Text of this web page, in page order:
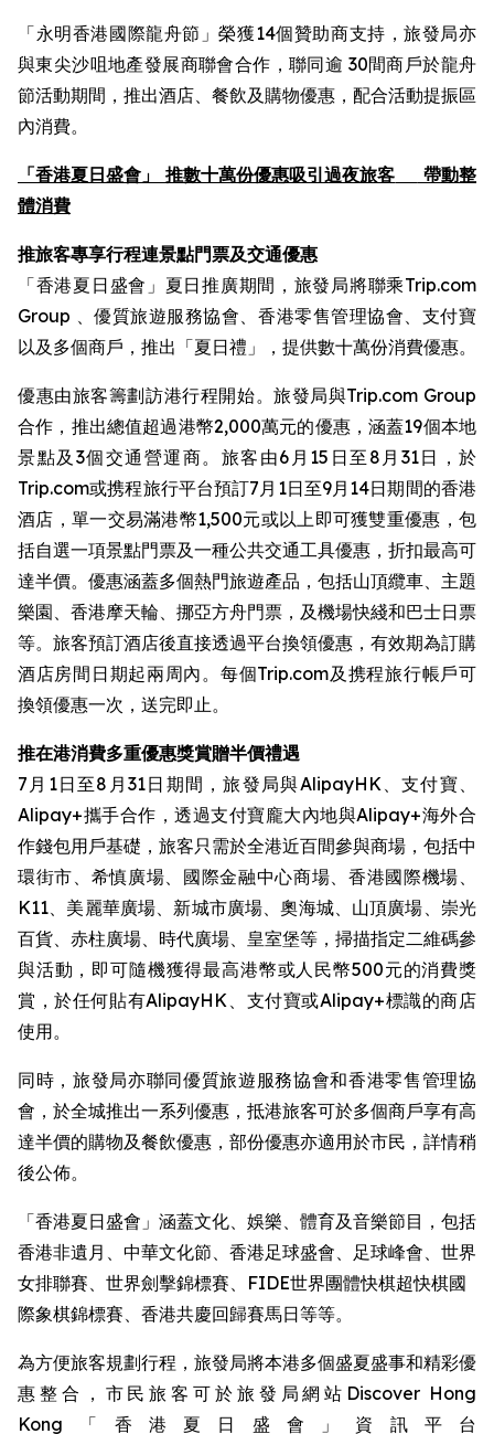
「永明香港國際龍舟節」榮獲14個贊助商支持，旅發局亦
與東尖沙咀地產發展商聯會合作，聯同逾 30間商戶於龍舟
節活動期間，推出酒店、餐飲及購物優惠，配合活動提振區
內消費。
「香港夏日盛會」 推數十萬份優惠吸引過夜旅客
帶動整
體消費
推旅客專享行程連景點門票及交通優惠
「香港夏日盛會」夏日推廣期間，旅發局將聯乘Trip.com
Group 、優質旅遊服務協會、香港零售管理協會、支付寶
以及多個商戶，推出「夏日禮」，提供數十萬份消費優惠。
優惠由旅客籌劃訪港行程開始。旅發局與Trip.com Group
合作，推出總值超過港幣2,000萬元的優惠，涵蓋19個本地
景點及3個交通營運商。旅客由6月15日至8月31日，於
Trip.com或携程旅行平台預訂7月1日至9月14日期間的香港
酒店，單一交易滿港幣1,500元或以上即可獲雙重優惠，包
括自選一項景點門票及一種公共交通工具優惠，折扣最高可
達半價。優惠涵蓋多個熱門旅遊產品，包括山頂纜車、主題
樂園、香港摩天輪、挪亞方舟門票，及機場快綫和巴士日票
等。旅客預訂酒店後直接透過平台換領優惠，有效期為訂購
酒店房間日期起兩周內。每個Trip.com及携程旅行帳戶可
換領優惠一次，送完即止。
推在港消費多重優惠獎賞贈半價禮遇
7月1日至8月31日期間，旅發局與AlipayHK、支付寶、
Alipay+攜手合作，透過支付寶龐大內地與Alipay+海外合
作錢包用戶基礎，旅客只需於全港近百間參與商場，包括中
環街市、希慎廣場、國際金融中心商場、香港國際機場、
K11、美麗華廣場、新城市廣場、奧海城、山頂廣場、崇光
百貨、赤柱廣場、時代廣場、皇室堡等，掃描指定二維碼參
與活動，即可隨機獲得最高港幣或人民幣500元的消費獎
賞，於任何貼有AlipayHK、支付寶或Alipay+標識的商店
使用。
同時，旅發局亦聯同優質旅遊服務協會和香港零售管理協
會，於全城推出一系列優惠，抵港旅客可於多個商戶享有高
達半價的購物及餐飲優惠，部份優惠亦適用於市民，詳情稍
後公佈。
「香港夏日盛會」涵蓋文化、娛樂、體育及音樂節目，包括
香港非遺月、中華文化節、香港足球盛會、足球峰會、世界
女排聯賽、世界劍擊錦標賽、FIDE世界團體快棋超快棋國
際象棋錦標賽、香港共慶回歸賽馬日等等。 ​
為方便旅客規劃行程，旅發局將本港多個盛夏盛事和精彩優
惠整合，市民旅客可於旅發局網站Discover Hong
Kong「香港夏日盛會」資訊平台